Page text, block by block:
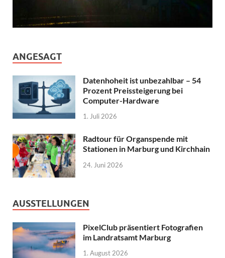
ANGESAGT
Datenhoheit ist unbezahlbar – 54
Prozent Preissteigerung bei
Computer-Hardware
1. Juli 2026
Radtour für Organspende mit
Stationen in Marburg und Kirchhain
24. Juni 2026
AUSSTELLUNGEN
PixelClub präsentiert Fotografien
im Landratsamt Marburg
1. August 2026